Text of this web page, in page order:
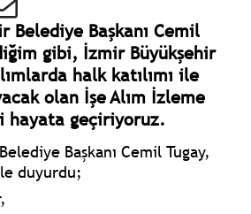
Belediye Başkanı Cemil
gibi, İzmir Büyükşehir
halk katılımı ile
olan İşe Alım İzleme
hayata geçiriyoruz.
Başkanı Cemil Tugay,
duyurdu;